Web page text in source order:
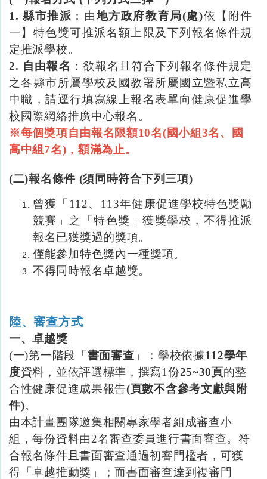
1. 縣市推派 ：由地方政府教育局(處)依【附件
一】特色獎可推派名額上限及下列報名條件規
定推派學校。
2. 自由報名 ：欲報名且符合下列報名條件規定
之各縣市所屬學校及國教署所屬國立暨私立高
中職，請逕行填寫線上報名表單向健康促進學
校國際網絡推廣中心報名。
※每個獎項自由報名 限額10名(國小組 3名、國
高中組 7名)，額滿為止。
(二)報名條件 (須同時符合下列三項)
曾獲「112、 113年健康促進學校特色獎勵
競賽」之「特色獎」獲獎學校，不得推派
報名已獲獎過的獎項。
僅能參加特色獎內一種獎項。
不得同時報名卓越獎。
陸、審查方式
一、卓越獎
(一)第一階段「 書面審查 」：學校依據112學年
度資料，並依評選標準，撰寫1 份25~30頁的整
合性健康促進成果報告(頁數不含參考文獻與附
件)。
由本計畫團隊邀集相關專家學者組成審查小
組，每份資料由2名審查委員進行書面審查。符
合報名條件且書面審查通過初審門檻者，可獲
得「卓越推動獎」；而書面審查達到複審門